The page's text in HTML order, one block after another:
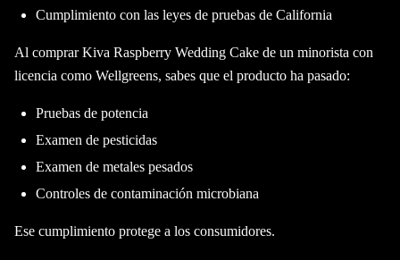
Cumplimiento con las leyes de pruebas de California
Al comprar Kiva Raspberry Wedding Cake de un minorista con
licencia como Wellgreens, sabes que el producto ha pasado:
Pruebas de potencia
Examen de pesticidas
Examen de metales pesados
Controles de contaminación microbiana
Ese cumplimiento protege a los consumidores.